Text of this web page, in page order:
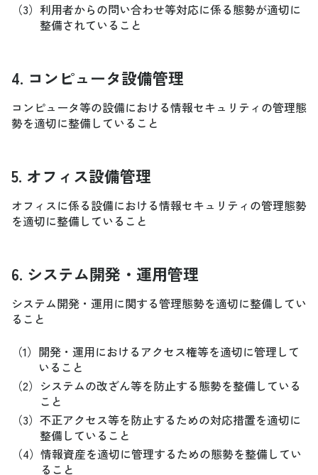
（3） 利用者からの問い合わせ等対応に係る態勢が適切に
整備されていること
4. コンピュータ設備管理
コンピュータ等の設備における情報セキュリティの管理態
勢を適切に整備していること
5. オフィス設備管理
オフィスに係る設備における情報セキュリティの管理態勢
を適切に整備していること
6. システム開発・運用管理
システム開発・運用に関する管理態勢を適切に整備してい
ること
（1） 開発・運用におけるアクセス権等を適切に管理して
いること
（2） システムの改ざん等を防止する態勢を整備している
こと
（3） 不正アクセス等を防止するための対応措置を適切に
整備していること
（4） 情報資産を適切に管理するための態勢を整備してい
ること